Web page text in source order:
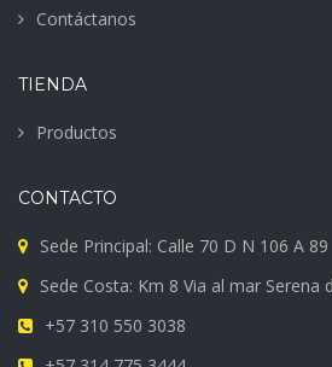
Contáctanos
TIENDA
Productos
CONTACTO
Sede Principal: Calle 70 D N 106 A 89
Sede Costa: Km 8 Via al mar Serena
+57 310 550 3038